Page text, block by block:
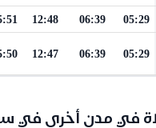
05:29
06:39
12:48
05:29
06:39
12:47
في مدن أخرى في